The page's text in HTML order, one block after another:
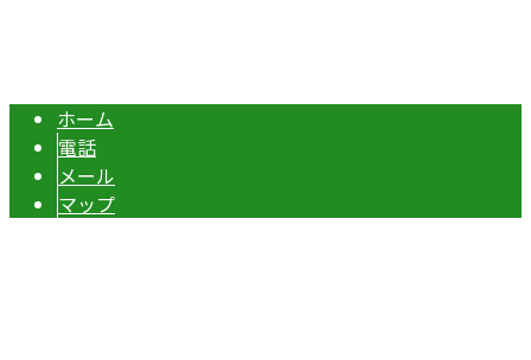
ホーム
電話
メール
マップ